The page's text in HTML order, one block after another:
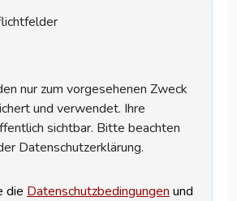
nur zum vorgesehenen Zweck
und verwendet. Ihre
sichtbar. Bitte beachten
Datenschutzerklärung.
die Datenschutzbedingungen und